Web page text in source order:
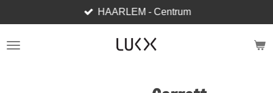
to
main
HAARLEM - Centrum